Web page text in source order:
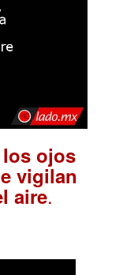
ojos
vigilan
aire.